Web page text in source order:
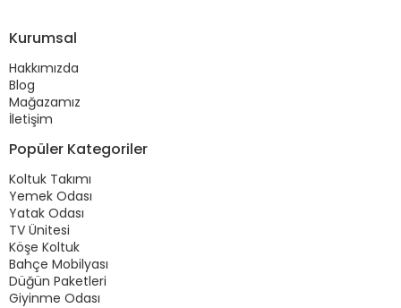
Kurumsal
Hakkımızda
Blog
Mağazamız
İletişim
Popüler Kategoriler
Koltuk Takımı
Yemek Odası
Yatak Odası
TV Ünitesi
Köşe Koltuk
Bahçe Mobilyası
Düğün Paketleri
Giyinme Odası